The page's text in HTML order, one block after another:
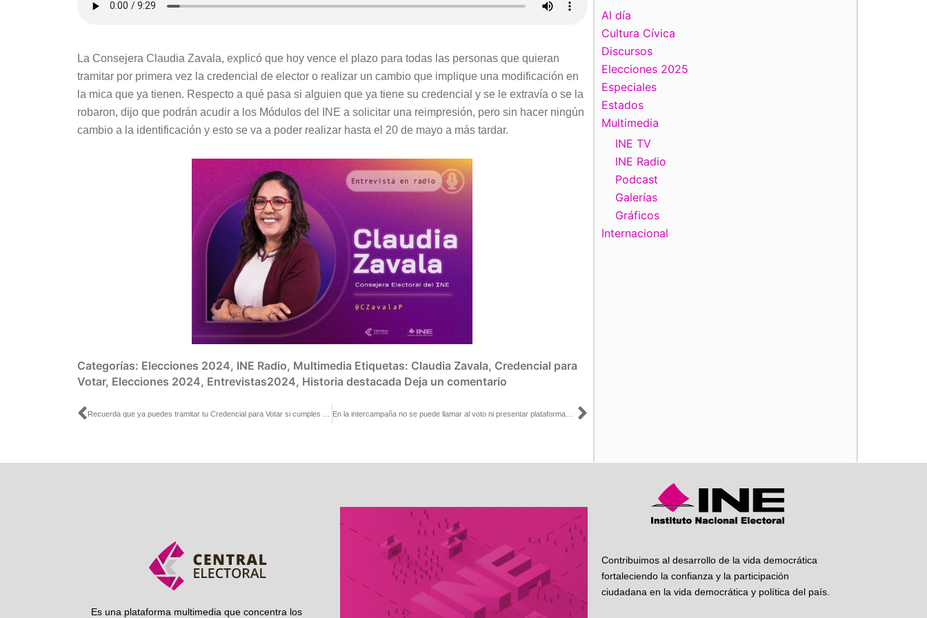
La Consejera Claudia Zavala, explicó que hoy vence el plazo para todas las personas que quieran
tramitar por primera vez la credencial de elector o realizar un cambio que implique una modificación en
la mica que ya tienen. Respecto a qué pasa si alguien que ya tiene su credencial y se le extravía o se la
robaron, dijo que podrán acudir a los Módulos del INE a solicitar una reimpresión, pero sin hacer ningún
cambio a la identificación y esto se va a poder realizar hasta el 20 de mayo a más tardar.
Categorías: Elecciones 2024, INE Radio, Multimedia Etiquetas: Claudia Zavala, Credencial para
Votar, Elecciones 2024, Entrevistas2024, Historia destacada Deja un comentario
Ant Siguiente
Al día
Cultura Cívica
Discursos
Elecciones 2025
Especiales
Estados
Multimedia
INE TV
INE Radio
Podcast
Galerías
Gráficos
Internacional
Es una plataforma multimedia que concentra los
Contribuimos al desarrollo de la vida democrática
fortaleciendo la confianza y la participación
ciudadana en la vida democrática y política del país.